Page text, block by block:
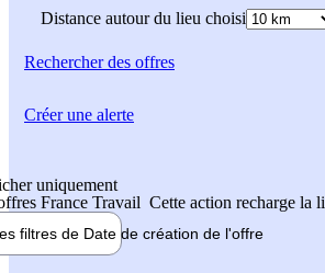
Distance autour du lieu choisi
Rechercherdes offres
uniquement
France Travail Cette action recharge la
filtres de Date de création de l'offre
Créer une alerte